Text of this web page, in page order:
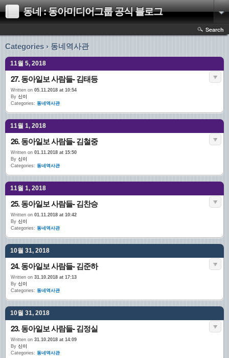
동네 : 동아미디어그룹 공식 블로그
Search
Categories › 동네역사관
11월 5, 2018
27. 동아일보 사람들- 김태등
Written on 05.11.2018 at 10:54
By 신이
Categories: 동네역사관
11월 1, 2018
26. 동아일보 사람들- 김철중
Written on 01.11.2018 at 15:50
By 신이
Categories: 동네역사관
11월 1, 2018
25. 동아일보 사람들- 김찬승
Written on 01.11.2018 at 10:42
By 신이
Categories: 동네역사관
10월 31, 2018
24. 동아일보 사람들- 김준하
Written on 31.10.2018 at 17:13
By 신이
Categories: 동네역사관
10월 31, 2018
23. 동아일보 사람들- 김정실
Written on 31.10.2018 at 14:09
By 신이
Categories: 동네역사관